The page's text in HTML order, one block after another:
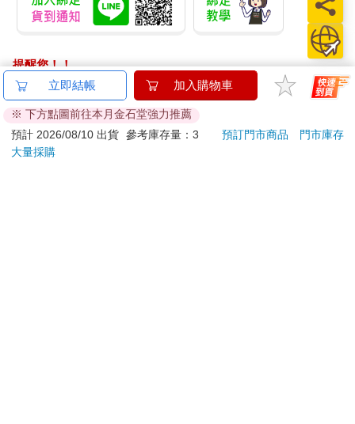
提醒您！！
金石堂及銀行均不會請您操作ATM! 如接獲電話要求您前往
ATM提款機，請不要聽從指示，以免受騙上當！
退換貨須知：
**提醒您，鑑賞期不等於試用期，退回商品須為全新狀態**
立即結帳 加入購物車
※ 下方點圖前往本月金石堂強力推薦
預計 2026/08/10 出貨 參考庫存量：3 預訂門市商品
門市庫存
大量採購